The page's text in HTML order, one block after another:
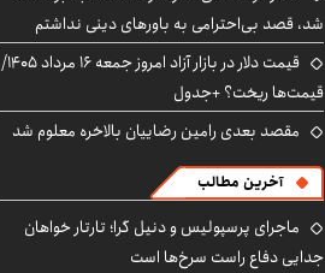
شد، قصد بی‌احترامی به باورهای دینی نداشتم
قیمت دلار در بازار آزاد امروز جمعه ۱۶ مرداد ۱۴۰۵/
قیمت‌ها ریخت؟ +جدول
مقصد بعدی رامین رضاییان بالاخره معلوم شد
آخرین مطالب
ماجرای پرسپولیس و دنیل گرا؛ تارتار خواهان
جدایی دفاع راست سرخ‌ها است